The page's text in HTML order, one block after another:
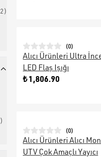
2)
)
(0)
Alıcı Ürünleri Ultra
LED Flaş Işığı
₺ 1,806.90
(0)
Alıcı Ürünleri Alıcı
UTV Çok Amaçlı Yayıcı